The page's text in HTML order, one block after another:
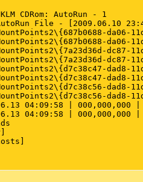
CDRom: AutoRun - 1
File - [2009.06.10
da06-
da06-
dc87-
dc87-
dad8-
dad8-
dad8-
dad8-
04:09:58 |
04:09:58 | 000,000,000